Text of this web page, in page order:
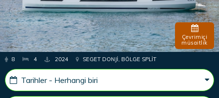
Çevrimiçi
müsaitlik
8 4 2024 SEGET DONJI, BÖLGE SPLIT